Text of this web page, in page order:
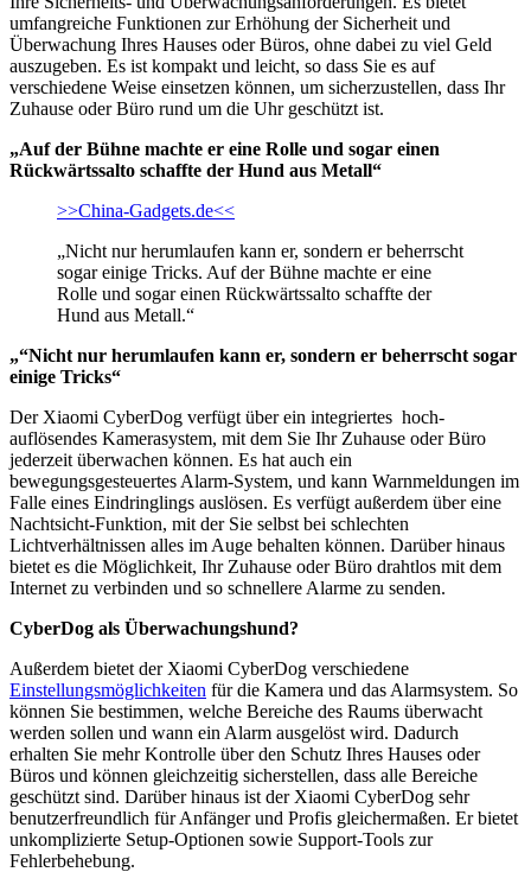
umfangreiche Funktionen zur Erhöhung der Sicherheit und
Überwachung Ihres Hauses oder Büros, ohne dabei zu viel Geld
auszugeben. Es ist kompakt und leicht, so dass Sie es auf
verschiedene Weise einsetzen können, um sicherzustellen, dass Ihr
Zuhause oder Büro rund um die Uhr geschützt ist.
„Auf der Bühne machte er eine Rolle und sogar einen
Rückwärtssalto schaffte der Hund aus Metall“
>>China-Gadgets.de<<
„Nicht nur herumlaufen kann er, sondern er beherrscht
sogar einige Tricks. Auf der Bühne machte er eine
Rolle und sogar einen Rückwärtssalto schaffte der
Hund aus Metall.“
„“Nicht nur herumlaufen kann er, sondern er beherrscht sogar
einige Tricks“
Der Xiaomi CyberDog verfügt über ein integriertes hoch-
auflösendes Kamerasystem, mit dem Sie Ihr Zuhause oder Büro
jederzeit überwachen können. Es hat auch ein
bewegungsgesteuertes Alarm-System, und kann Warnmeldungen im
Falle eines Eindringlings auslösen. Es verfügt außerdem über eine
Nachtsicht-Funktion, mit der Sie selbst bei schlechten
Lichtverhältnissen alles im Auge behalten können. Darüber hinaus
bietet es die Möglichkeit, Ihr Zuhause oder Büro drahtlos mit dem
Internet zu verbinden und so schnellere Alarme zu senden.
CyberDog als Überwachungshund?
Außerdem bietet der Xiaomi CyberDog verschiedene
Einstellungsmöglichkeiten für die Kamera und das Alarmsystem. So
können Sie bestimmen, welche Bereiche des Raums überwacht
werden sollen und wann ein Alarm ausgelöst wird. Dadurch
erhalten Sie mehr Kontrolle über den Schutz Ihres Hauses oder
Büros und können gleichzeitig sicherstellen, dass alle Bereiche
geschützt sind. Darüber hinaus ist der Xiaomi CyberDog sehr
benutzerfreundlich für Anfänger und Profis gleichermaßen. Er bietet
unkomplizierte Setup-Optionen sowie Support-Tools zur
Fehlerbehebung.